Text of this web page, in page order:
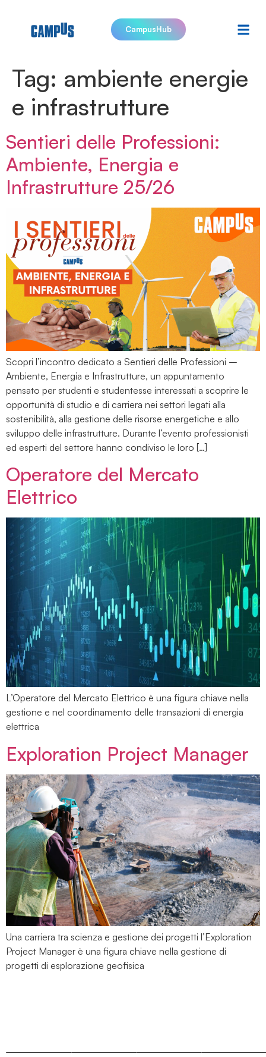
CampusHub
Tag: ambiente energie
e infrastrutture
Sentieri delle Professioni:
Ambiente, Energia e
Infrastrutture 25/26
Scopri l’incontro dedicato a Sentieri delle Professioni –
Ambiente, Energia e Infrastrutture, un appuntamento
pensato per studenti e studentesse interessati a scoprire le
opportunità di studio e di carriera nei settori legati alla
sostenibilità, alla gestione delle risorse energetiche e allo
sviluppo delle infrastrutture. Durante l’evento professionisti
ed esperti del settore hanno condiviso le loro […]
Operatore del Mercato
Elettrico
L’Operatore del Mercato Elettrico è una figura chiave nella
gestione e nel coordinamento delle transazioni di energia
elettrica
Exploration Project Manager
Una carriera tra scienza e gestione dei progetti l’Exploration
Project Manager è una figura chiave nella gestione di
progetti di esplorazione geofisica